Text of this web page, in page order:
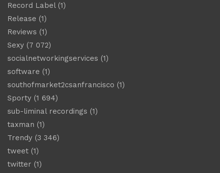
Record Label(1)
Release (1)
Reviews (1)
Sexy (7 072)
socialnetworkingservices (1)
software (1)
southofmarket2csanfrancisco (1)
Sporty (1 694)
sub-liminal recordings (1)
taxman (1)
Trendy (3 346)
tweet (1)
twitter (1)